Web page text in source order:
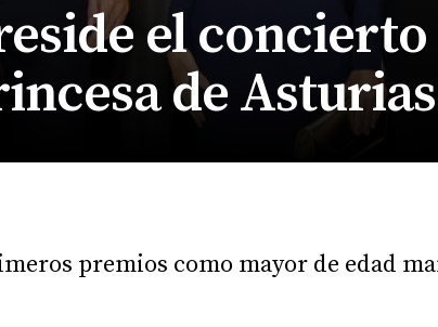
el concierto
de Asturias
premios como mayor de edad